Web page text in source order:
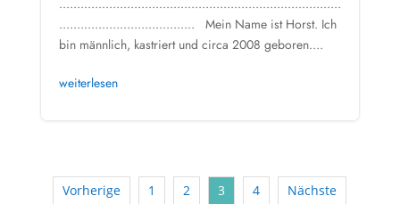
...............................................................................
...................................... Mein Name ist Horst. Ich
bin männlich, kastriert und circa 2008 geboren....
weiterlesen
Vorherige 1 2 3 4 Nächste